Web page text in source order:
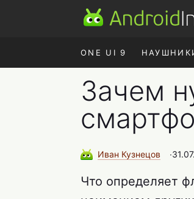
ONE UI 9
Зачем
Иван Кузнецов ∙
Что определяет